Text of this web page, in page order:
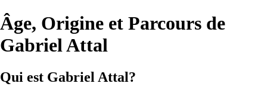
Âge, Origine et Parcours de
Gabriel Attal
Qui est Gabriel Attal?